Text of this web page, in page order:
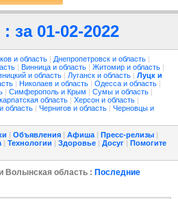
за 01-02-2022
и область | Днепропетровск и область |
| Винница и область | Житомир и область |
и область | Луганск и область | Луцк и
| Николаев и область | Одесса и область |
| Симферополь и Крым | Сумы и область |
область | Херсон и область |
область | Чернигов и область | Черновцы и
| Объявления | Афиша | Пресс-релизы |
| Технологии | Здоровье | Досуг | Помогите
Волынская область : Последние